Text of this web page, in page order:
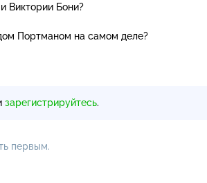
Виктории Бони?
Портманом на самом деле?
зарегистрируйтесь.
первым.